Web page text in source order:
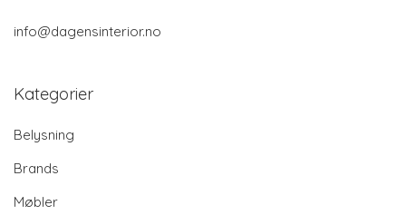
info@dagensinterior.no
Kategorier
Belysning
Brands
Møbler